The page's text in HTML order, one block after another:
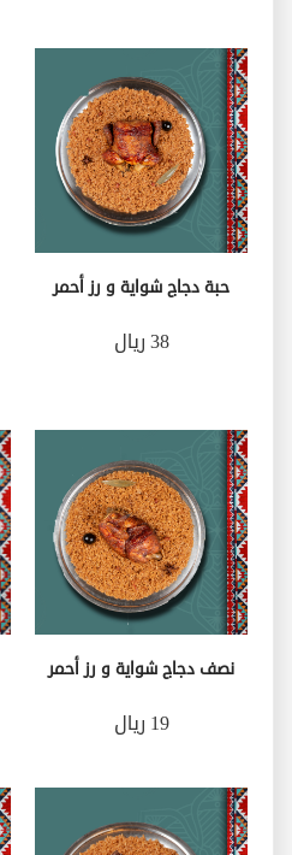
حبة دجاج شواية و رز أحمر
38 ريال
نصف دجاج شواية و رز أحمر
19 ريال